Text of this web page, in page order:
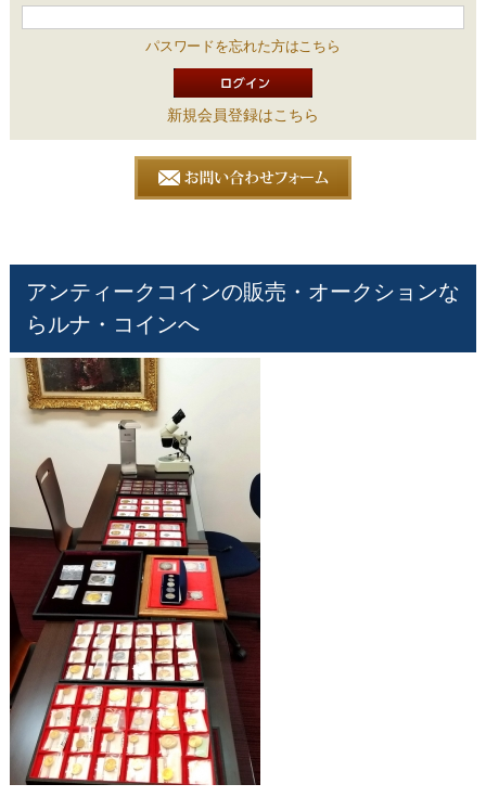
パスワードを忘れた方はこちら
新規会員登録はこちら
アンティークコインの販売・オークションな
らルナ・コインへ